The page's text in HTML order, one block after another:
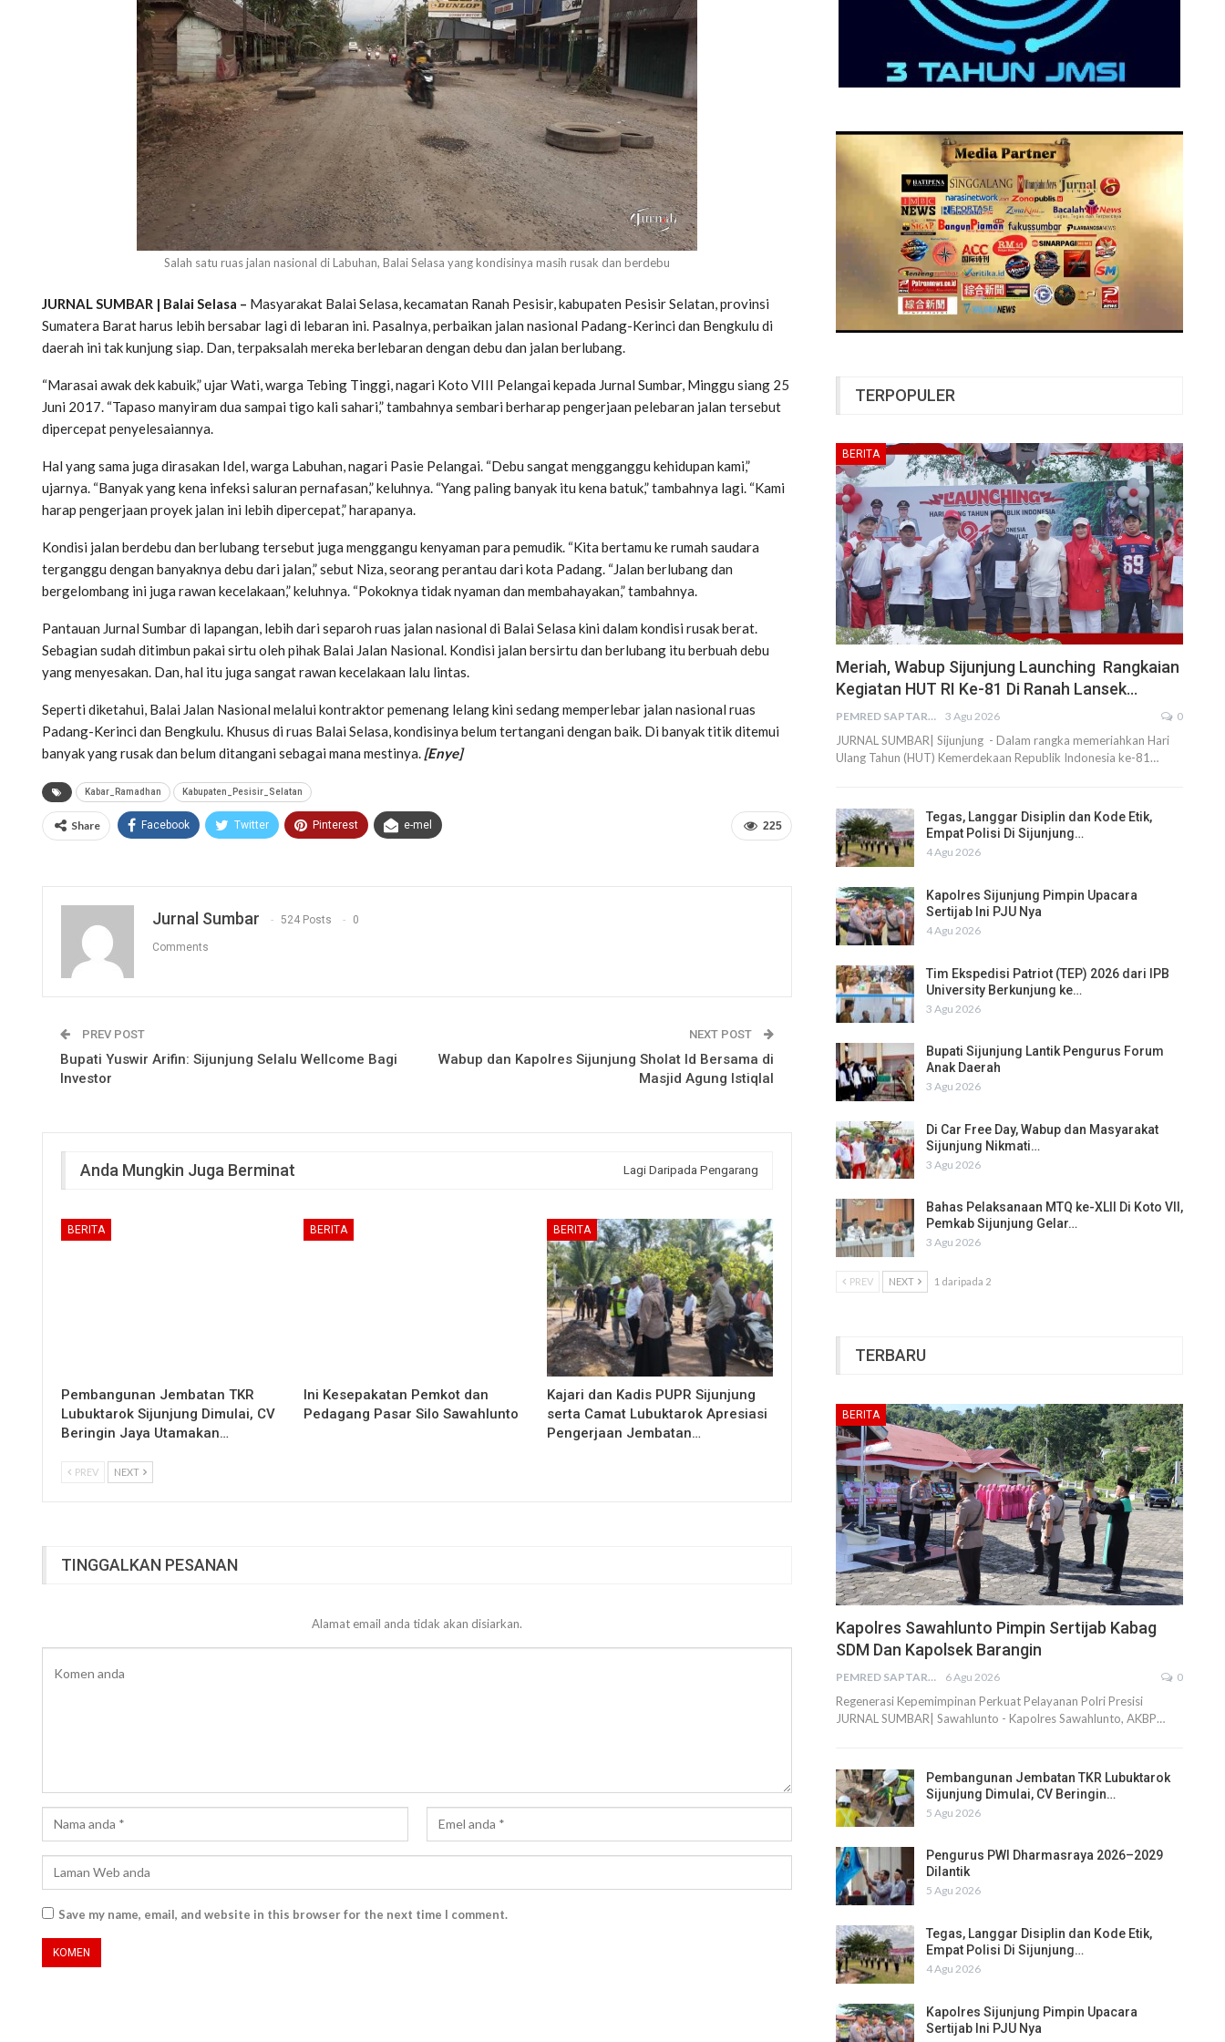
Salah satu ruas jalan nasional di Labuhan, Balai Selasa yang kondisinya masih rusak dan berdebu
JURNAL SUMBAR | Balai Selasa – Masyarakat Balai Selasa, kecamatan Ranah Pesisir, kabupaten Pesisir Selatan, provinsi
Sumatera Barat harus lebih bersabar lagi di lebaran ini. Pasalnya, perbaikan jalan nasional Padang-Kerinci dan Bengkulu di
daerah ini tak kunjung siap. Dan, terpaksalah mereka berlebaran dengan debu dan jalan berlubang.
“Marasai awak dek kabuik,” ujar Wati, warga Tebing Tinggi, nagari Koto VIII Pelangai kepada Jurnal Sumbar, Minggu siang 25
Juni 2017. “Tapaso manyiram dua sampai tigo kali sahari,” tambahnya sembari berharap pengerjaan pelebaran jalan tersebut
dipercepat penyelesaiannya.
Hal yang sama juga dirasakan Idel, warga Labuhan, nagari Pasie Pelangai. “Debu sangat mengganggu kehidupan kami,”
ujarnya. “Banyak yang kena infeksi saluran pernafasan,” keluhnya. “Yang paling banyak itu kena batuk,” tambahnya lagi. “Kami
harap pengerjaan proyek jalan ini lebih dipercepat,” harapanya.
Kondisi jalan berdebu dan berlubang tersebut juga menggangu kenyaman para pemudik. “Kita bertamu ke rumah saudara
terganggu dengan banyaknya debu dari jalan,” sebut Niza, seorang perantau dari kota Padang. “Jalan berlubang dan
bergelombang ini juga rawan kecelakaan,” keluhnya. “Pokoknya tidak nyaman dan membahayakan,” tambahnya.
Pantauan Jurnal Sumbar di lapangan, lebih dari separoh ruas jalan nasional di Balai Selasa kini dalam kondisi rusak berat.
Sebagian sudah ditimbun pakai sirtu oleh pihak Balai Jalan Nasional. Kondisi jalan bersirtu dan berlubang itu berbuah debu
yang menyesakan. Dan, hal itu juga sangat rawan kecelakaan lalu lintas.
Seperti diketahui, Balai Jalan Nasional melalui kontraktor pemenang lelang kini sedang memperlebar jalan nasional ruas
Padang-Kerinci dan Bengkulu. Khusus di ruas Balai Selasa, kondisinya belum tertangani dengan baik. Di banyak titik ditemui
banyak yang rusak dan belum ditangani sebagai mana mestinya. [Enye]
Kabar_Ramadhan Kabupaten_Pesisir_Selatan
225
Share Facebook Twitter Pinterest e-mel
Jurnal Sumbar 524 Posts 0
Comments
PREV POST
Bupati Yuswir Arifin: Sijunjung Selalu Wellcome Bagi
Investor
NEXT POST
Wabup dan Kapolres Sijunjung Sholat Id Bersama di
Masjid Agung Istiqlal
Anda Mungkin Juga Berminat Lagi Daripada Pengarang
BERITA
Pembangunan Jembatan TKR
Lubuktarok Sijunjung Dimulai, CV
Beringin Jaya Utamakan…
BERITA
Ini Kesepakatan Pemkot dan
Pedagang Pasar Silo Sawahlunto
BERITA
Kajari dan Kadis PUPR Sijunjung
serta Camat Lubuktarok Apresiasi
Pengerjaan Jembatan…
PREV NEXT
TINGGALKAN PESANAN
Alamat email anda tidak akan disiarkan.
Save my name, email, and website in this browser for the next time I comment.
TERPOPULER
BERITA
Meriah, Wabup Sijunjung Launching Rangkaian
Kegiatan HUT RI Ke-81 Di Ranah Lansek…
PEMRED SAPTARIUS 3 Agu 2026 0
JURNAL SUMBAR| Sijunjung - Dalam rangka memeriahkan Hari
Ulang Tahun (HUT) Kemerdekaan Republik Indonesia ke-81…
Tegas, Langgar Disiplin dan Kode Etik,
Empat Polisi Di Sijunjung…
4 Agu 2026
Kapolres Sijunjung Pimpin Upacara
Sertijab Ini PJU Nya
4 Agu 2026
Tim Ekspedisi Patriot (TEP) 2026 dari IPB
University Berkunjung ke…
3 Agu 2026
Bupati Sijunjung Lantik Pengurus Forum
Anak Daerah
3 Agu 2026
Di Car Free Day, Wabup dan Masyarakat
Sijunjung Nikmati…
3 Agu 2026
Bahas Pelaksanaan MTQ ke-XLII Di Koto VII,
Pemkab Sijunjung Gelar…
3 Agu 2026
PREV NEXT 1 daripada 2
TERBARU
BERITA
Kapolres Sawahlunto Pimpin Sertijab Kabag
SDM Dan Kapolsek Barangin
PEMRED SAPTARIUS 6 Agu 2026 0
Regenerasi Kepemimpinan Perkuat Pelayanan Polri Presisi
JURNAL SUMBAR| Sawahlunto - Kapolres Sawahlunto, AKBP…
Pembangunan Jembatan TKR Lubuktarok
Sijunjung Dimulai, CV Beringin…
5 Agu 2026
Pengurus PWI Dharmasraya 2026–2029
Dilantik
5 Agu 2026
Tegas, Langgar Disiplin dan Kode Etik,
Empat Polisi Di Sijunjung…
4 Agu 2026
Kapolres Sijunjung Pimpin Upacara
Sertijab Ini PJU Nya